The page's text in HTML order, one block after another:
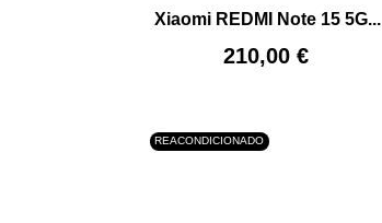
Xiaomi REDMI Note 15 5G...
Precio
210,00 €
REACONDICIONADO